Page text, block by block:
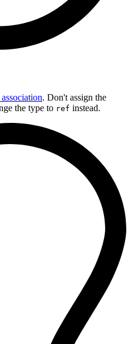
. Don't assign the
the type to ref instead.